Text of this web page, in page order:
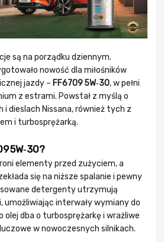
są na porządku dziennym.
nowość dla miłośników
jazdy – FF6709 5W‑30, w pełni
z estrami. Powstał z myślą o
i dieslach Nissana, również tych z
i turbosprężarką.
5W‑30?
elementy przed zużyciem, a
się na niższe spalanie i pewny
detergenty utrzymują
interwały wymiany do
olej dba o turbosprężarkę i wrażliwe
w nowoczesnych silnikach.